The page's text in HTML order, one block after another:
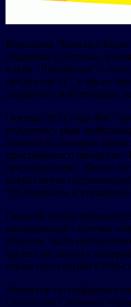
Компания “Консист
поддержку системы
клуба “Локомотив” с
продуктов 1С, а также
доработку действующих
Осенью 2021 года ФК
поддержку ряда
главной из которых
программного продукта
предприятием”. Кроме
оперативное
“1С:Зарплата и
Главной целью
расширенной системы
образом, было
проект по запуску
также интеграции CRM-
Директор по
Станислав Сиваконь